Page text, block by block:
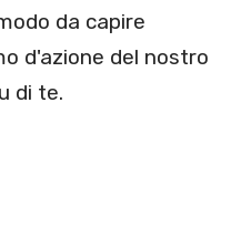
da capire
d'azione del nostro
di te.